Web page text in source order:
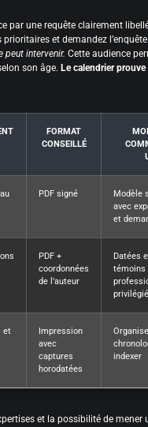
par une requête clairement
prioritaires et demandez
peut intervenir. Cette audience
son âge. Le calendrier
FORMAT
CONSEILLÉ
PDF signé
Modèle
avec
et
PDF +
coordonnées
de l’auteur
Datées
témoins
et
Impression
avec
captures
horodatées
indexer
et la possibilité de mener